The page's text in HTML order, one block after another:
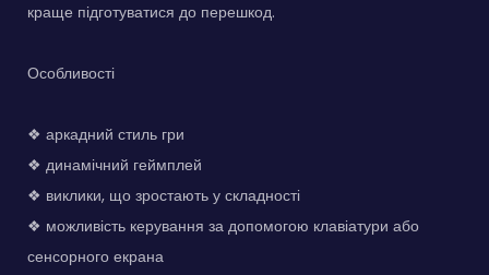
краще підготуватися до перешкод.
Особливості
❖ аркадний стиль гри
❖ динамічний геймплей
❖ виклики, що зростають у складності
❖ можливість керування за допомогою клавіатури або
сенсорного екрана